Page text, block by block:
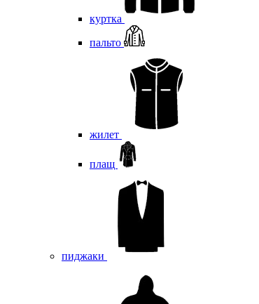
куртка
пальто
жилет
плащ
пиджаки